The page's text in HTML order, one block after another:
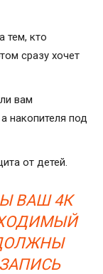
тем, кто
сразу хочет
вам
накопителя под
от детей.
ВАШ 4К
ЗАПИСЬ